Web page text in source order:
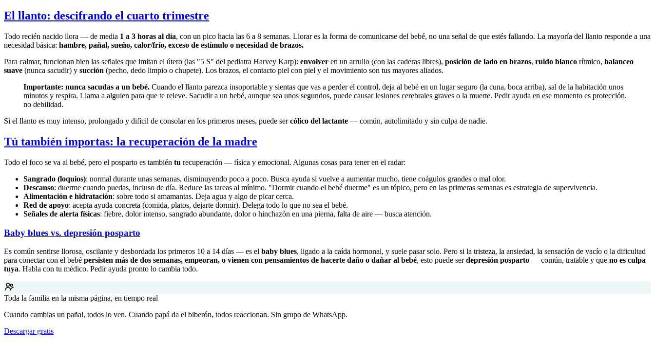
El llanto: descifrando el cuarto trimestre
Todo recién nacido llora — de media 1 a 3 horas al día, con un pico hacia las 6 a 8 semanas. Llorar es la forma de comunicarse del bebé, no una señal de que estés fallando. La mayoría del llanto responde a una
necesidad básica: hambre, pañal, sueño, calor/frío, exceso de estímulo o necesidad de brazos.
Para calmar, funcionan bien las señales que imitan el útero (las "5 S" del pediatra Harvey Karp): envolver en un arrullo (con las caderas libres), posición de lado en brazos, ruido blanco rítmico, balanceo
suave (nunca sacudir) y succión (pecho, dedo limpio o chupete). Los brazos, el contacto piel con piel y el movimiento son tus mayores aliados.
Importante: nunca sacudas a un bebé. Cuando el llanto parezca insoportable y sientas que vas a perder el control, deja al bebé en un lugar seguro (la cuna, boca arriba), sal de la habitación unos
minutos y respira. Llama a alguien para que te releve. Sacudir a un bebé, aunque sea unos segundos, puede causar lesiones cerebrales graves o la muerte. Pedir ayuda en ese momento es protección,
no debilidad.
Si el llanto es muy intenso, prolongado y difícil de consolar en los primeros meses, puede sercólico del lactante — común, autolimitado y sin culpa de nadie.
Tú también importas: la recuperación de la madre
Todo el foco se va al bebé, pero el posparto es también tu recuperación — física y emocional. Algunas cosas para tener en el radar:
Sangrado (loquios): normal durante unas semanas, disminuyendo poco a poco. Busca ayuda si vuelve a aumentar mucho, tiene coágulos grandes o mal olor.
Descanso: duerme cuando puedas, incluso de día. Reduce las tareas al mínimo. "Dormir cuando el bebé duerme" es un tópico, pero en las primeras semanas es estrategia de supervivencia.
Alimentación e hidratación: sobre todo si amamantas. Deja agua y algo de picar cerca.
Red de apoyo: acepta ayuda concreta (comida, platos, dejarte dormir). Delega todo lo que no sea el bebé.
Señales de alerta físicas: fiebre, dolor intenso, sangrado abundante, dolor o hinchazón en una pierna, falta de aire — busca atención.
Baby blues vs. depresión posparto
Es común sentirse llorosa, oscilante y desbordada los primeros 10 a 14 días — es el baby blues, ligado a la caída hormonal, y suele pasar solo. Pero si la tristeza, la ansiedad, la sensación de vacío o la dificultad
para conectar con el bebé persisten más de dos semanas, empeoran, o vienen con pensamientos de hacerte daño o dañar al bebé, esto puede serdepresión posparto — común, tratable y que no es culpa
tuya. Habla con tu médico. Pedir ayuda pronto lo cambia todo.
Toda la familia en la misma página, en tiempo real
Cuando cambias un pañal, todos lo ven. Cuando papá da el biberón, todos reaccionan. Sin grupo de WhatsApp.
Descargar gratis